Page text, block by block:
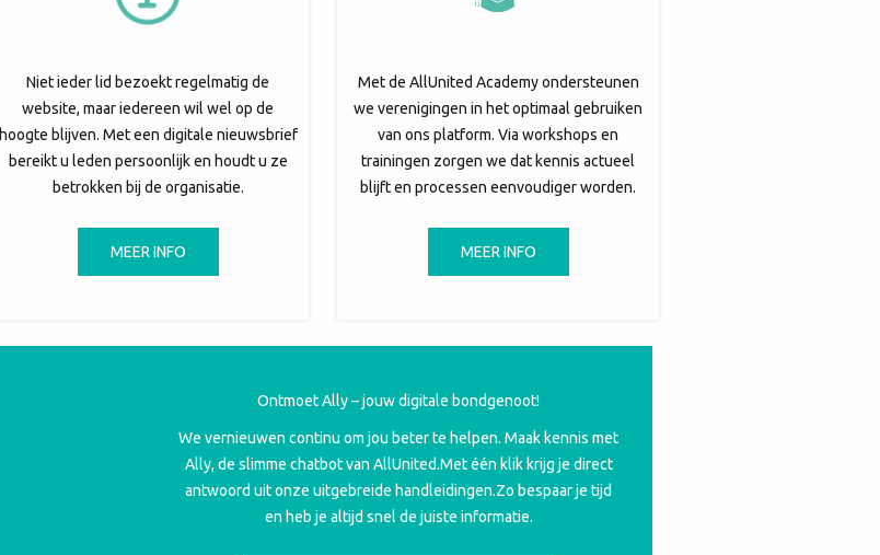
Niet ieder lid bezoekt regelmatig de
website, maar iedereen wil wel op de
hoogte blijven. Met een digitale nieuwsbrief
bereikt u leden persoonlijk en houdt u ze
betrokken bij de organisatie.
MEER INFO
Met de AllUnited Academy ondersteunen
we verenigingen in het optimaal gebruiken
van ons platform. Via workshops en
trainingen zorgen we dat kennis actueel
blijft en processen eenvoudiger worden.
MEER INFO
Ontmoet Ally – jouw digitale bondgenoot!
We vernieuwen continu om jou beter te helpen. Maak kennis met
Ally, de slimme chatbot van AllUnited.Met één klik krijg je direct
antwoord uit onze uitgebreide handleidingen.Zo bespaar je tijd
en heb je altijd snel de juiste informatie.